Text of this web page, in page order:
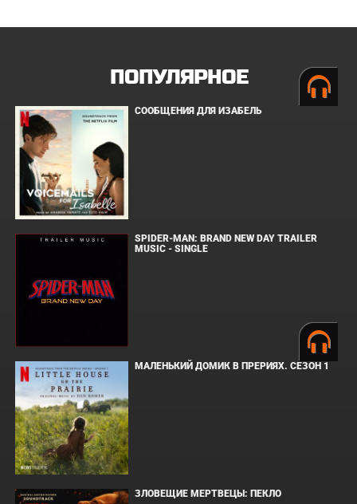
ПОПУЛЯРНОЕ
СООБЩЕНИЯ ДЛЯ ИЗАБЕЛЬ
SPIDER-MAN: BRAND NEW DAY TRAILER
MUSIC - SINGLE
МАЛЕНЬКИЙ ДОМИК В ПРЕРИЯХ. СЕЗОН 1
ЗЛОВЕЩИЕ МЕРТВЕЦЫ: ПЕКЛО